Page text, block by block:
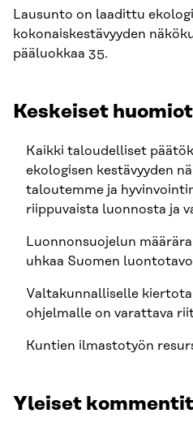
Lausunto on laadittu
kokonaiskestävyyden
pääluokkaa 35.
Keskeiset
Kaikki taloudelliset
ekologisen kestävyyden
taloutemme ja
riippuvaista luonnosta ja
Luonnonsuojelun
uhkaa Suomen
Valtakunnalliselle
ohjelmalle on varattava
Kuntien ilmastotyön
Yleiset kommentit